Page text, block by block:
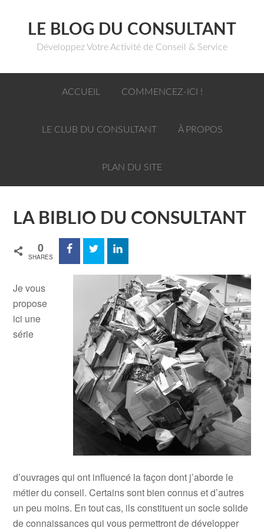
LE BLOG DU CONSULTANT
Développez Votre Activité de Conseil & Service
ACCUEIL COMMENCEZ-ICI !
LE CLUB DU CONSULTANT À PROPOS
PLAN DU SITE
LA BIBLIO DU CONSULTANT
0
SHARES
Je vous
propose
ici une
série
d’ouvrages qui ont influencé la façon dont j’aborde le
métier du conseil. Certains sont bien connus et d’autres
un peu moins. En tout cas, ils constituent un socle solide
de connaissances qui vous permettront de développer